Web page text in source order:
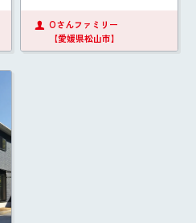
Oさんファミリー
【愛媛県松山市】